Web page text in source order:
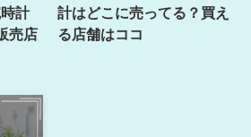
計
売店
計はどこに売ってる？買え
る店舗はココ